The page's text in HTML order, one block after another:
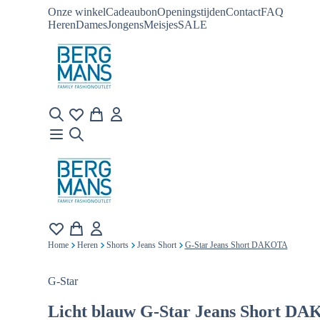
Onze winkelCadeaubonOpeningstijdenContactFAQ
HerenDamesJongensMeisjesSALE
Home Heren Shorts Jeans Short G-Star Jeans Short DAKOTA
G-Star
Licht blauw G-Star Jeans Short